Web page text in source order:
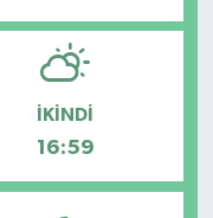
İKINDI
16:59